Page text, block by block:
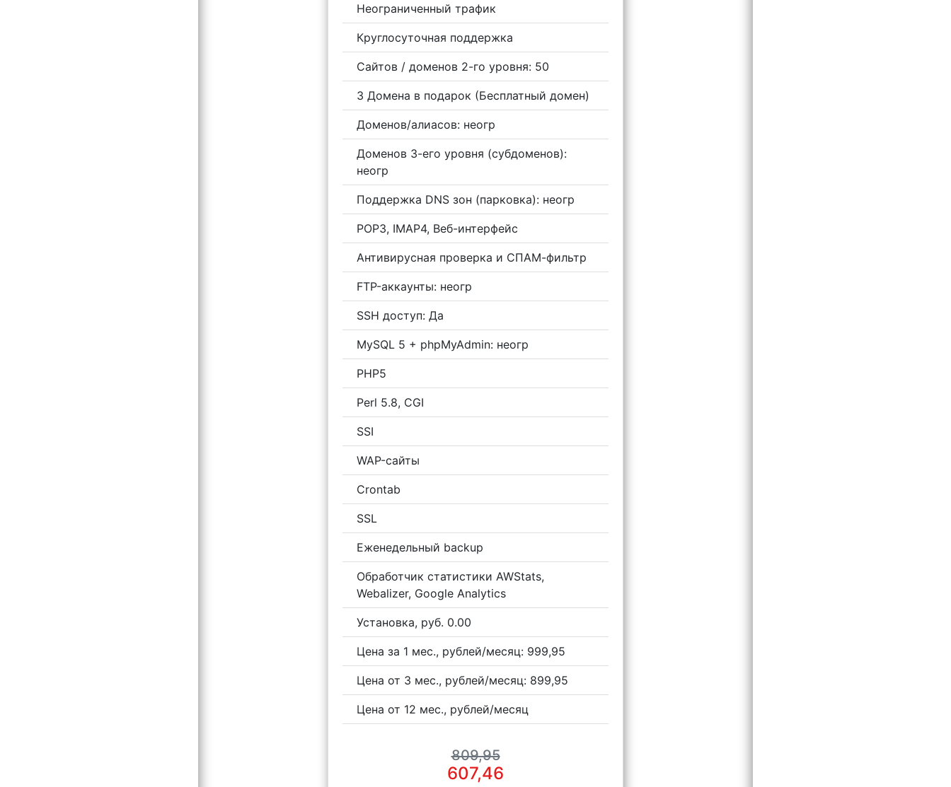
Неограниченный трафик
Круглосуточная поддержка
Сайтов / доменов 2-го уровня: 50
3 Домена в подарок (Бесплатный домен)
Доменов/алиасов: неогр
Доменов 3-его уровня (субдоменов):
неогр
Поддержка DNS зон (парковка): неогр
POP3, IMAP4, Веб-интерфейс
Антивирусная проверка и СПАМ-фильтр
FTP-аккаунты: неогр
SSH доступ: Да
MySQL 5 + phpMyAdmin: неогр
PHP5
Perl 5.8, CGI
SSI
WAP-сайты
Crontab
SSL
Еженедельный backup
Oбработчик статистики AWStats,
Webalizer, Google Analytics
Установка, руб. 0.00
Цена за 1 мес., рублей/месяц: 999,95
Цена от 3 мес., рублей/месяц: 899,95
Цена от 12 мес., рублей/месяц
809,95
607,46